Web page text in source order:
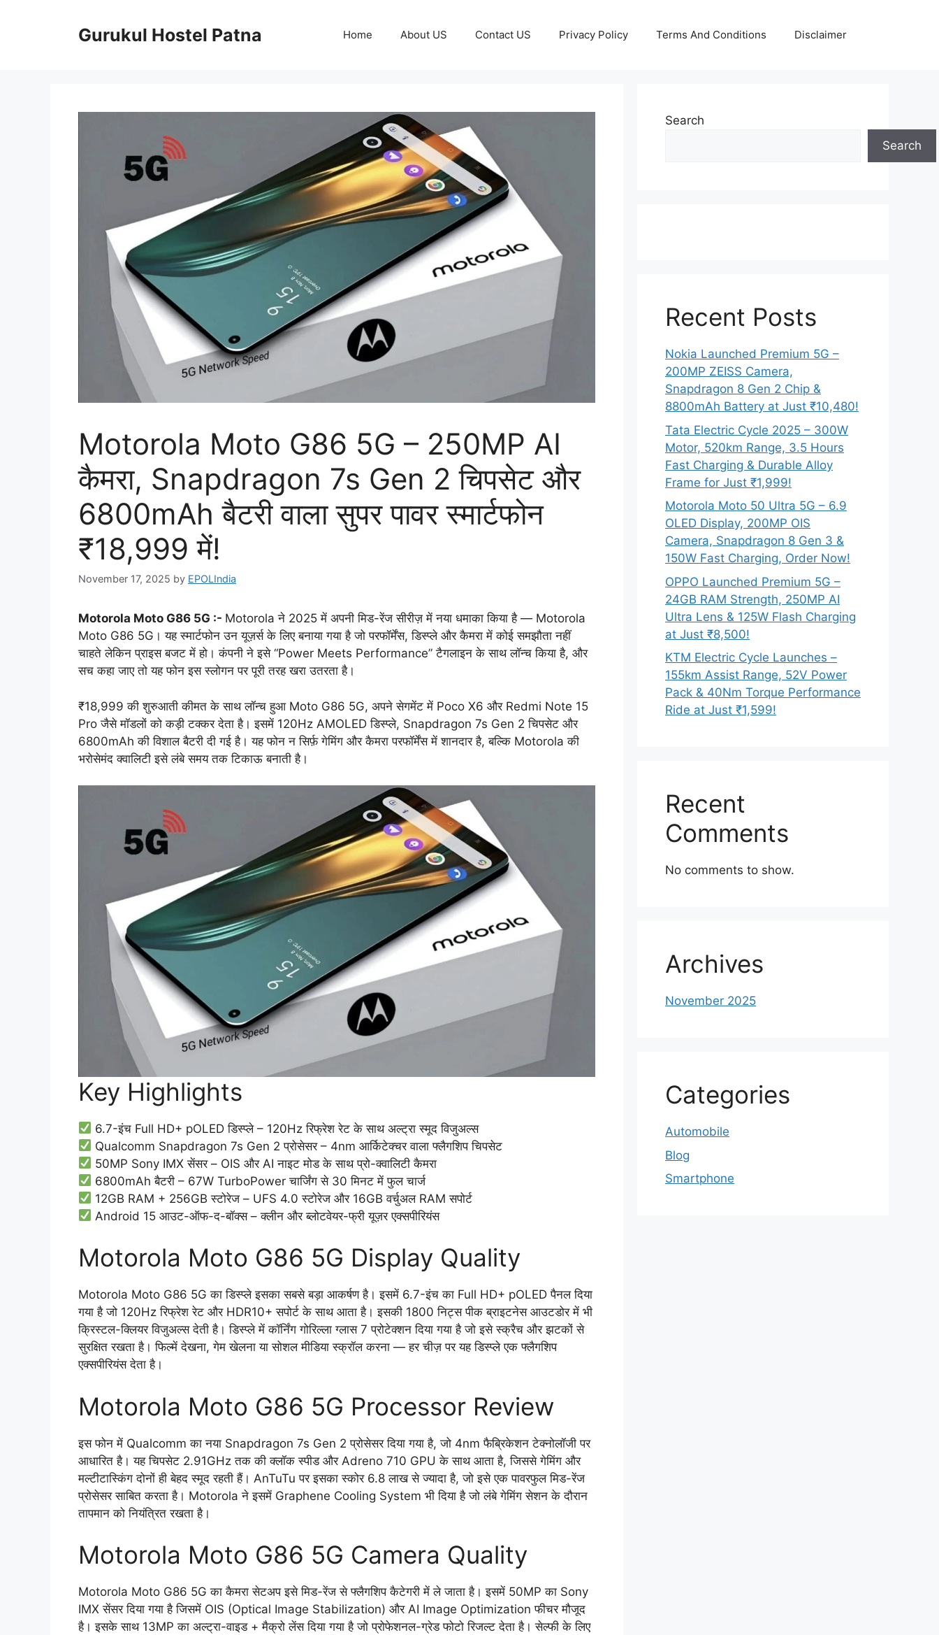
Gurukul Hostel Patna Home About US Contact US Privacy Policy Terms And Conditions Disclaimer
Motorola Moto G86 5G – 250MP AI
कैमरा, Snapdragon 7s Gen 2 चिपसेट और
6800mAh बैटरी वाला सुपर पावर स्मार्टफोन
₹18,999 में!
November 17, 2025 by EPOLIndia
Motorola Moto G86 5G :- Motorola ने 2025 में अपनी मिड-रेंज सीरीज़ में नया धमाका किया है — Motorola
Moto G86 5G। यह स्मार्टफोन उन यूज़र्स के लिए बनाया गया है जो परफॉर्मेंस, डिस्प्ले और कैमरा में कोई समझौता नहीं
चाहते लेकिन प्राइस बजट में हो। कंपनी ने इसे “Power Meets Performance” टैगलाइन के साथ लॉन्च किया है, और
सच कहा जाए तो यह फोन इस स्लोगन पर पूरी तरह खरा उतरता है।
₹18,999 की शुरुआती कीमत के साथ लॉन्च हुआ Moto G86 5G, अपने सेगमेंट में Poco X6 और Redmi Note 15
Pro जैसे मॉडलों को कड़ी टक्कर देता है। इसमें 120Hz AMOLED डिस्प्ले, Snapdragon 7s Gen 2 चिपसेट और
6800mAh की विशाल बैटरी दी गई है। यह फोन न सिर्फ़ गेमिंग और कैमरा परफॉर्मेंस में शानदार है, बल्कि Motorola की
भरोसेमंद क्वालिटी इसे लंबे समय तक टिकाऊ बनाती है।
Key Highlights
6.7-इंच Full HD+ pOLED डिस्प्ले – 120Hz रिफ्रेश रेट के साथ अल्ट्रा स्मूद विजुअल्स
Qualcomm Snapdragon 7s Gen 2 प्रोसेसर – 4nm आर्किटेक्चर वाला फ्लैगशिप चिपसेट
50MP Sony IMX सेंसर – OIS और AI नाइट मोड के साथ प्रो-क्वालिटी कैमरा
6800mAh बैटरी – 67W TurboPower चार्जिंग से 30 मिनट में फुल चार्ज
12GB RAM + 256GB स्टोरेज – UFS 4.0 स्टोरेज और 16GB वर्चुअल RAM सपोर्ट
Android 15 आउट-ऑफ-द-बॉक्स – क्लीन और ब्लोटवेयर-फ्री यूज़र एक्सपीरियंस
Motorola Moto G86 5G Display Quality
Motorola Moto G86 5G का डिस्प्ले इसका सबसे बड़ा आकर्षण है। इसमें 6.7-इंच का Full HD+ pOLED पैनल दिया
गया है जो 120Hz रिफ्रेश रेट और HDR10+ सपोर्ट के साथ आता है। इसकी 1800 निट्स पीक ब्राइटनेस आउटडोर में भी
क्रिस्टल-क्लियर विजुअल्स देती है। डिस्प्ले में कॉर्निंग गोरिल्ला ग्लास 7 प्रोटेक्शन दिया गया है जो इसे स्क्रैच और झटकों से
सुरक्षित रखता है। फिल्में देखना, गेम खेलना या सोशल मीडिया स्क्रॉल करना — हर चीज़ पर यह डिस्प्ले एक फ्लैगशिप
एक्सपीरियंस देता है।
Motorola Moto G86 5G Processor Review
इस फोन में Qualcomm का नया Snapdragon 7s Gen 2 प्रोसेसर दिया गया है, जो 4nm फैब्रिकेशन टेक्नोलॉजी पर
आधारित है। यह चिपसेट 2.91GHz तक की क्लॉक स्पीड और Adreno 710 GPU के साथ आता है, जिससे गेमिंग और
मल्टीटास्किंग दोनों ही बेहद स्मूद रहती हैं। AnTuTu पर इसका स्कोर 6.8 लाख से ज्यादा है, जो इसे एक पावरफुल मिड-रेंज
प्रोसेसर साबित करता है। Motorola ने इसमें Graphene Cooling System भी दिया है जो लंबे गेमिंग सेशन के दौरान
तापमान को नियंत्रित रखता है।
Motorola Moto G86 5G Camera Quality
Motorola Moto G86 5G का कैमरा सेटअप इसे मिड-रेंज से फ्लैगशिप कैटेगरी में ले जाता है। इसमें 50MP का Sony
IMX सेंसर दिया गया है जिसमें OIS (Optical Image Stabilization) और AI Image Optimization फीचर मौजूद
है। इसके साथ 13MP का अल्ट्रा-वाइड + मैक्रो लेंस दिया गया है जो प्रोफेशनल-ग्रेड फोटो रिजल्ट देता है। सेल्फी के लिए
Search
Search
Recent Posts
Nokia Launched Premium 5G –
200MP ZEISS Camera,
Snapdragon 8 Gen 2 Chip &
8800mAh Battery at Just ₹10,480!
Tata Electric Cycle 2025 – 300W
Motor, 520km Range, 3.5 Hours
Fast Charging & Durable Alloy
Frame for Just ₹1,999!
Motorola Moto 50 Ultra 5G – 6.9
OLED Display, 200MP OIS
Camera, Snapdragon 8 Gen 3 &
150W Fast Charging, Order Now!
OPPO Launched Premium 5G –
24GB RAM Strength, 250MP AI
Ultra Lens & 125W Flash Charging
at Just ₹8,500!
KTM Electric Cycle Launches –
155km Assist Range, 52V Power
Pack & 40Nm Torque Performance
Ride at Just ₹1,599!
Recent
Comments
No comments to show.
Archives
November 2025
Categories
Automobile
Blog
Smartphone